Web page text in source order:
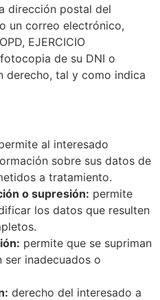
dirección postal del
un correo electrónico,
EJERCICIO
fotocopia de su DNI o
derecho, tal y como indica
al interesado
sobre sus datos de
a tratamiento.
o supresión: permite
los datos que resulten
permite que se supriman
ser inadecuados o
derecho del interesado a